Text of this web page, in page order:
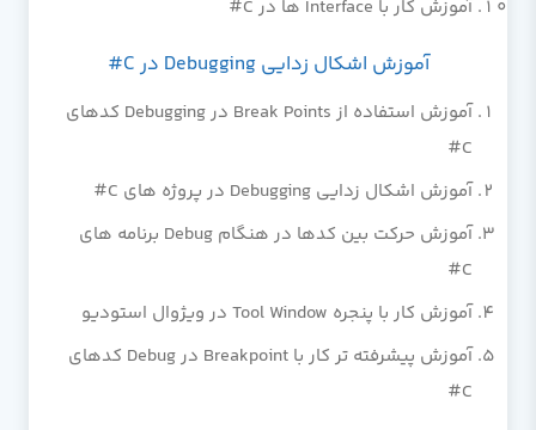
آموزش کار با Interface ها در C#
آموزش اشکال زدایی Debugging در C#
آموزش استفاده از Break Points در Debugging کدهای
C#
آموزش اشکال زدایی Debugging در پروژه های C#
آموزش حرکت بین کدها در هنگام Debug برنامه های
C#
آموزش کار با پنجره Tool Window در ویژوال استودیو
آموزش پیشرفته تر کار با Breakpoint در Debug کدهای
C#